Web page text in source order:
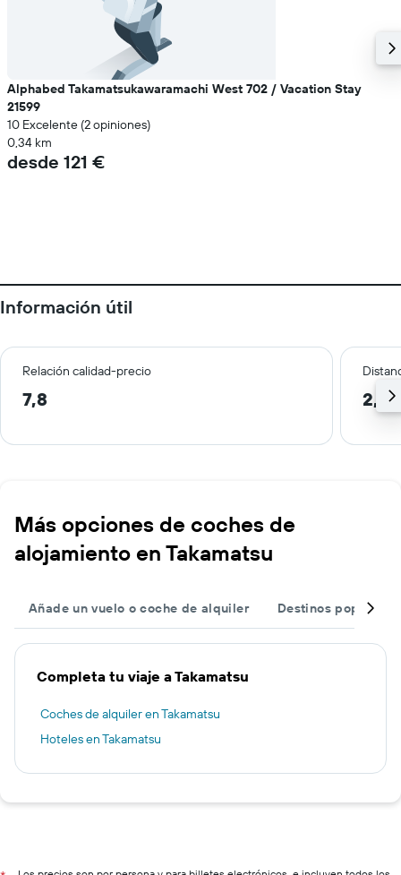
Alphabed Takamatsukawaramachi West 702 / Vacation Stay
21599
10 Excelente (2 opiniones)
0,34 km
desde 121 €
Información útil
Relación calidad-precio
7,8 2,7
Más opciones de coches de
alojamiento en Takamatsu
Añade un vuelo o coche de alquiler Destinos populares
Completa tu viaje a Takamatsu
Coches de alquiler en Takamatsu
Hoteles en Takamatsu